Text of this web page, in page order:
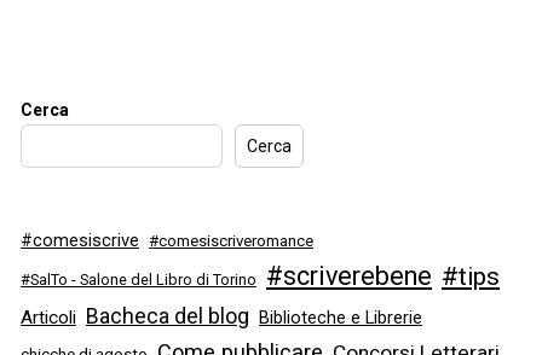
Cerca
Cerca
#comesiscrive #comesiscriveromance
#SalTo - Salone del Libro di Torino #scriverebene #tips
Articoli Bacheca del blog Biblioteche e Librerie